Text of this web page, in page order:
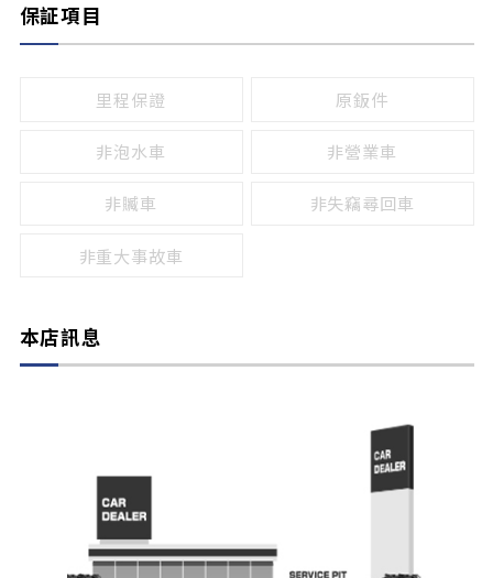
無
有
頭燈光源
保証項目
里程保證 原鈑件
非泡水車 非營業車
非贓車 非失竊尋回車
非重大事故車
本店訊息